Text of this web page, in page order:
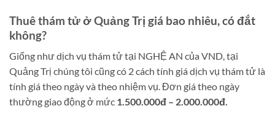
Thuê thám tử ở Quảng Trị giá bao nhiêu, có đắt
không?
Giống như dịch vụ thám tử tại NGHỆ AN của VND, tại
Quảng Trị chúng tôi cũng có 2 cách tính giá dịch vụ thám tử là
tính giá theo ngày và theo nhiệm vụ. Đơn giá theo ngày
thường giao động ở mức 1.500.000đ – 2.000.000đ.